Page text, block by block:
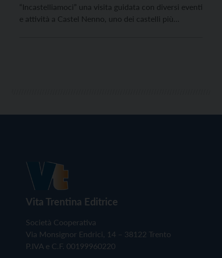
“Incastelliamoci” una visita guidata con diversi eventi
e attività a Castel Nenno, uno dei castelli più
Vita Trentina Editrice
Società Cooperativa
Via Monsignor Endrici, 14 – 38122 Trento
P.IVA e C.F. 00199960220